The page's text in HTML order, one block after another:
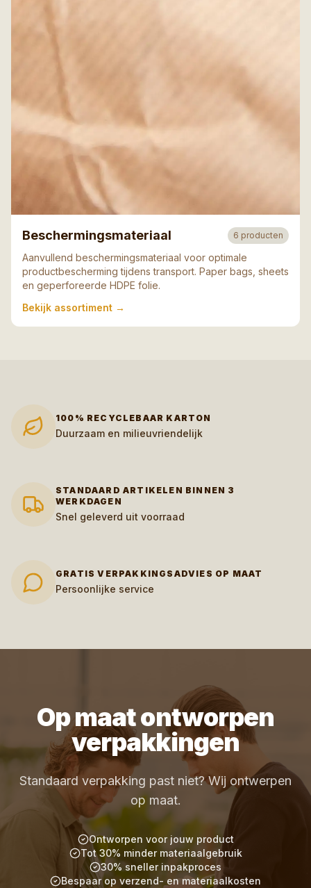
Beschermingsmateriaal 6 producten
Aanvullend beschermingsmateriaal voor optimale
productbescherming tijdens transport. Paper bags, sheets
en geperforeerde HDPE folie.
Bekijk assortiment →
100% RECYCLEBAAR KARTON
Duurzaam en milieuvriendelijk
STANDAARD ARTIKELEN BINNEN 3
WERKDAGEN
Snel geleverd uit voorraad
GRATIS VERPAKKINGSADVIES OP MAAT
Persoonlijke service
Op maat ontworpen
verpakkingen
Standaard verpakking past niet? Wij ontwerpen
op maat.
Ontworpen voor jouw product
Tot 30% minder materiaalgebruik
30% sneller inpakproces
Bespaar op verzend- en materiaalkosten